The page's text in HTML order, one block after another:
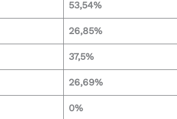
53,54%
26,85%
37,5%
26,69%
0%